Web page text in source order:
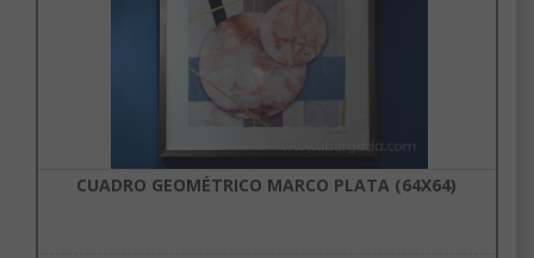
CUADRO GEOMÉTRICO MARCO PLATA (64X64)